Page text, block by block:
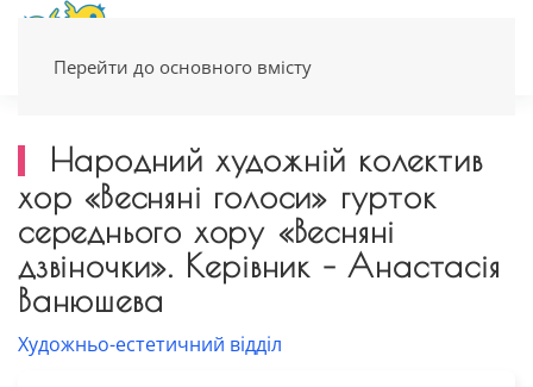
Перейти до основного вмісту
Народний художній колектив
хор «Весняні голоси» гурток
середнього хору «Весняні
дзвіночки». Керівник – Анастасія
Ванюшева
Художньо-естетичний відділ